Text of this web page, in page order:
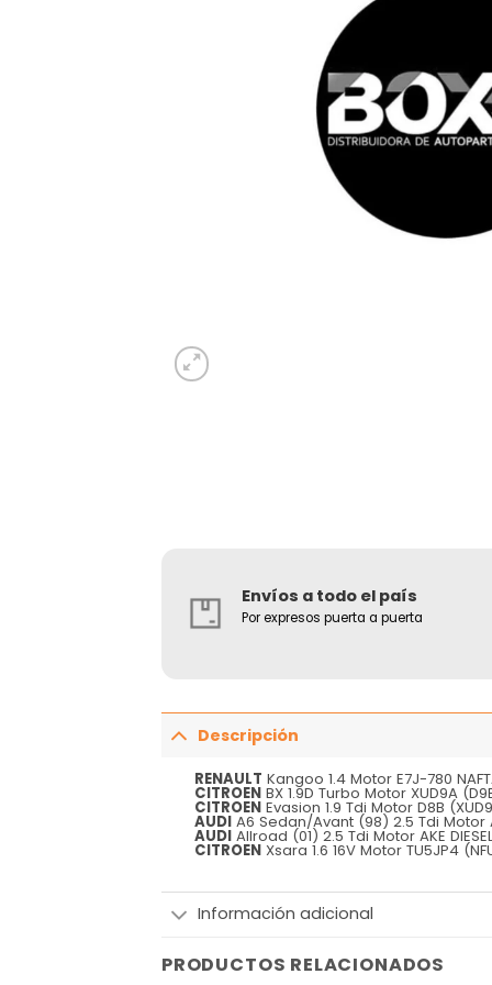
Envíos a todo el país
Por expresos puerta a puerta
Descripción
RENAULT Kangoo 1.4 Motor E7J-780
CITROEN BX 1.9D Turbo Motor XUD9A
CITROEN Evasion 1.9 Tdi Motor D8B
AUDI A6 Sedan/Avant (98) 2.5 Tdi Motor
AUDI Allroad (01) 2.5 Tdi Motor AKE
CITROEN Xsara 1.6 16V Motor TU5JP4
Información adicional
PRODUCTOS RELACIONADOS